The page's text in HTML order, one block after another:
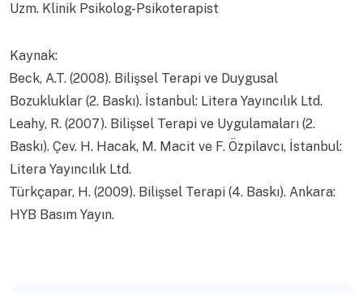
Uzm. Klinik Psikolog-Psikoterapist
Kaynak:
Beck, A.T. (2008). Bilişsel Terapi ve Duygusal
Bozukluklar (2. Baskı). İstanbul: Litera Yayıncılık Ltd.
Leahy, R. (2007). Bilişsel Terapi ve Uygulamaları (2.
Baskı). Çev. H. Hacak, M. Macit ve F. Özpilavcı, İstanbul:
Litera Yayıncılık Ltd.
Türkçapar, H. (2009). Bilişsel Terapi (4. Baskı). Ankara:
HYB Basım Yayın.